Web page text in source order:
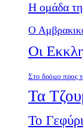
Η ομάδα
Ο
Οι
Στο δρόμο προς
Τα
Το